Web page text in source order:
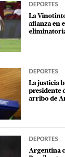
DEPORTES
La
afianza en
DEPORTES
La justicia
presidente
arribo de
DEPORTES
Argentina